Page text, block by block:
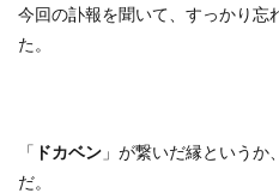
今回の訃報を聞いて、すっかり忘
た。
「 ドカベン 」が繋いだ縁という
だ。